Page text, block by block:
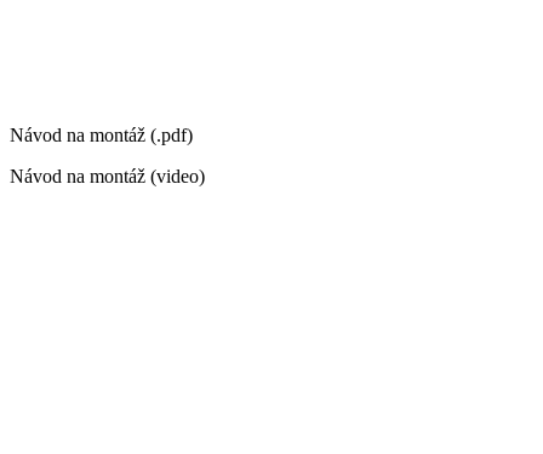
Návod na montáž (.pdf)
Návod na montáž (video)